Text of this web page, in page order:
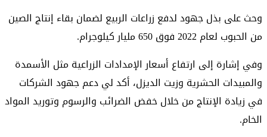
وحث على بذل جهود لدفع زراعات الربيع لضمان بقاء إنتاج الصين
من الحبوب لعام 2022 فوق 650 مليار كيلوجرام.
وفي إشارة إلى ارتفاع أسعار الإمدادات الزراعية مثل الأسمدة
والمبيدات الحشرية وزيت الديزل، أكد لي دعم جهود الشركات
في زيادة الإنتاج من خلال خفض الضرائب والرسوم وتوريد المواد
الخام.